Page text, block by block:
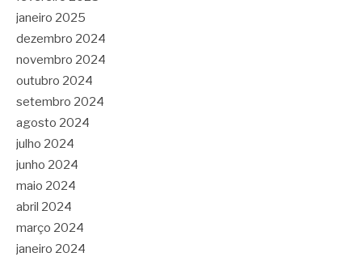
janeiro 2025
dezembro 2024
novembro 2024
outubro 2024
setembro 2024
agosto 2024
julho 2024
junho 2024
maio 2024
abril 2024
março 2024
janeiro 2024